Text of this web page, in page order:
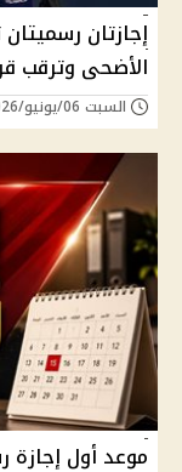
إجازتان
الأضحى وترقب
السبت 06/يونيو/2026 - 02:00 م